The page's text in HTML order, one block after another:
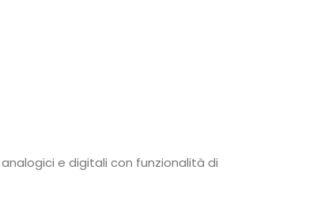
e digitali con funzionalità di